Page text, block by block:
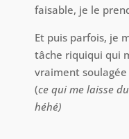
faisable, je le
Et puis parfois, je
tâche riquiqui qui
vraiment soulagée
(ce qui me laisse
héhé)